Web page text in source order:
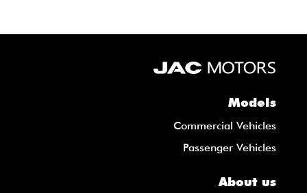
Models
Commercial Vehicles
Passenger Vehicles
About us